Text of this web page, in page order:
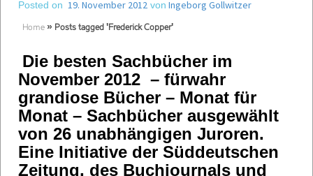
Posted on 19. November 2012 von Ingeborg Gollwitzer
Home » Posts tagged 'Frederick Copper'
Die besten Sachbücher im
November 2012 – fürwahr
grandiose Bücher – Monat für
Monat – Sachbücher ausgewählt
von 26 unabhängigen Juroren.
Eine Initiative der Süddeutschen
Zeitung, des Buchjournals und